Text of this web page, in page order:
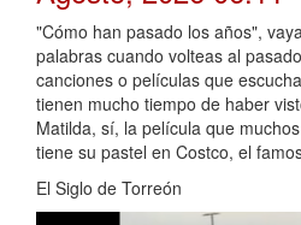
"Cómo han pasado los años",
palabras cuando volteas al
canciones o películas que
tienen mucho tiempo de haber
Matilda, sí, la película que
tiene su pastel en Costco, el
El Siglo de Torreón